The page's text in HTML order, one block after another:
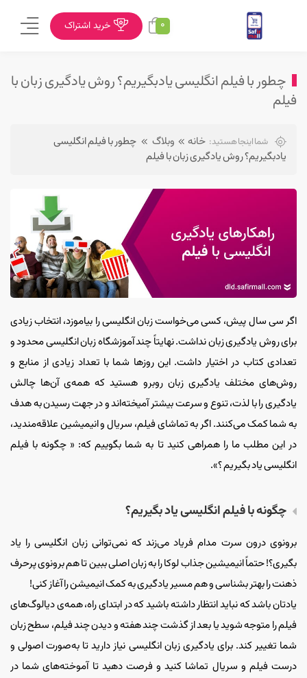
0 خرید اشتراک
چطور با فیلم انگلیسی یادبگیریم؟ روش یادگیری زبان با
فیلم
شما اینجا هستید: خانه وبلاگ
چطور با فیلم انگلیسی
یادبگیریم؟ روش یادگیری زبان با فیلم
اگر سی سال پیش، کسی می‌خواست زبان انگلیسی را بیاموزد، انتخاب زیادی
برای روش یادگیری زبان نداشت. نهایتاً چند آموزشگاه زبان انگلیسی محدود و
تعدادی کتاب در اختیار داشت. این روزها شما با تعداد زیادی از منابع و
روش‌های مختلف یادگیری زبان روبرو هستید که همه‌ی آن‌ها چالش
یادگیری را با لذت، تنوع و سرعت بیشتر آمیخته‌اند و در جهت رسیدن به هدف
به شما کمک می‌کنند. اگر به تماشای فیلم، سریال و انیمیشین علاقه‌مندید،
در این مطلب ما را همراهی کنید تا به شما بگوییم که: « چگونه با فیلم
انگلیسی یاد بگیریم ؟».
چگونه با فیلم انگلیسی یاد بگیریم؟
برونوی درون سرت مدام فریاد می‌زند که نمی‌توانی زبان انگلیسی را یاد
بگیری؟! حتماً انیمیشین جذاب لوکا را به زبان اصلی ببین تا هم برونوی پرحرف
ذهنت را بهتر بشناسی و هم مسیر یادگیری به کمک انیمیشن را آغاز کنی!
یادتان باشد که نباید انتظار داشته باشید که در ابتدای راه، همه‌ی دیالوگ‌های
فیلم را متوجه شوید یا بعد از گذشت چند هفته و دیدن چند فیلم، سطح زبان
شما تغییر کند. برای یادگیری زبان انگلیسی نیاز دارید تا به‌صورت اصولی و
درست فیلم و سریال تماشا کنید و فرصت دهید تا آموخته‌های شما در